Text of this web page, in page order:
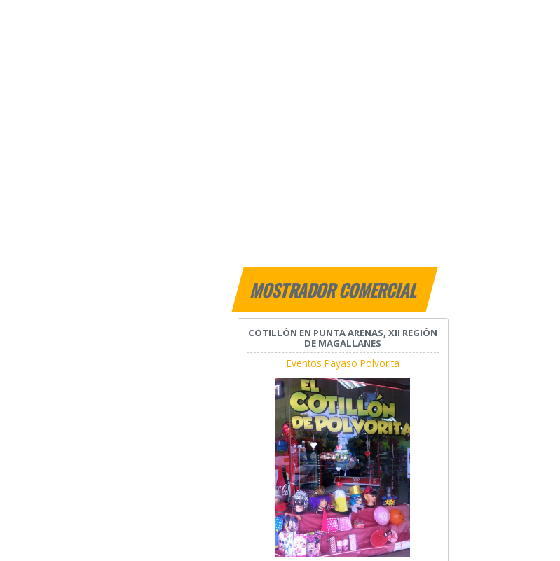
MOSTRADOR COMERCIAL
COTILLÓN EN PUNTA ARENAS, XII REGIÓN
DE MAGALLANES
Eventos Payaso Polvorita